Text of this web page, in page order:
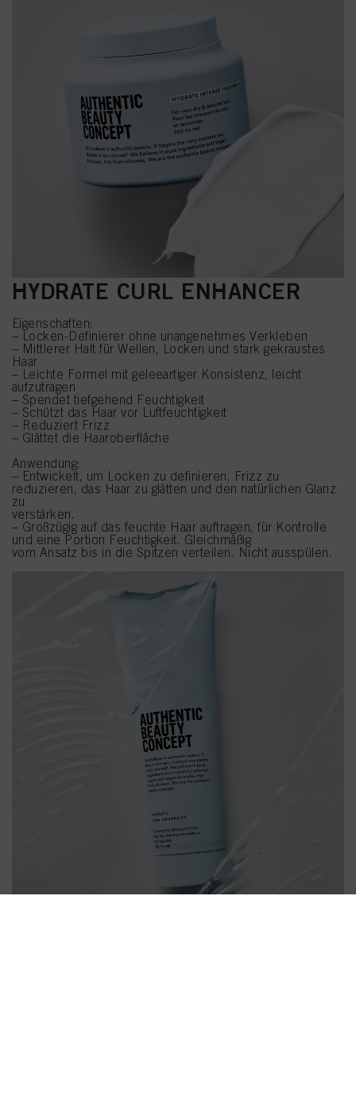
HYDRATE CURL ENHANCER
Eigenschaften:
– Locken-Definierer ohne unangenehmes Verkleben
– Mittlerer Halt für Wellen, Locken und stark gekraustes
Haar
– Leichte Formel mit geleeartiger Konsistenz, leicht
aufzutragen
– Spendet tiefgehend Feuchtigkeit
– Schützt das Haar vor Luftfeuchtigkeit
– Reduziert Frizz
– Glättet die Haaroberfläche
Anwendung:
– Entwickelt, um Locken zu definieren, Frizz zu
reduzieren, das Haar zu glätten und den natürlichen Glanz
zu
verstärken.
– Großzügig auf das feuchte Haar auftragen, für Kontrolle
und eine Portion Feuchtigkeit. Gleichmäßig
vom Ansatz bis in die Spitzen verteilen. Nicht ausspülen.